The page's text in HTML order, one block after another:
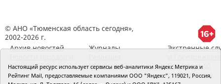
© АНО «Тюменская область сегодня»,
2002-2026 г.
Архив новостей
районов ТО
Журналы
RSS поток
Экстренные
Сведения об
организации
Настоящий ресурс использует сервисы веб-аналитики Яндекс Метрика и
Рейтинг Mail, предоставляемые компаниями ООО "Яндекс", 119021, Россия,